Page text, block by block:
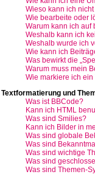
Wieso kann ich
Wie bearbeite oder
Warum kann ich auf
Weshalb kann ich
Weshalb wurde ich
Wie kann ich
Was bewirkt die
Warum muss mein
Wie markiere ich
Textformatierung und
Was ist BBCode?
Kann ich HTML
Was sind Smilies?
Kann ich Bilder in
Was sind globale
Was sind
Was sind wichtige
Was sind
Was sind Themen-